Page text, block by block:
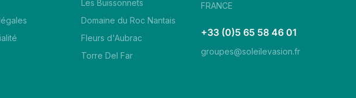
Les Buissonnets
Domaine du Roc Nantais
Fleurs d'Aubrac
Torre Del Far
FRANCE
+33 (0)5 65 58 46 01
groupes@soleilevasion.fr